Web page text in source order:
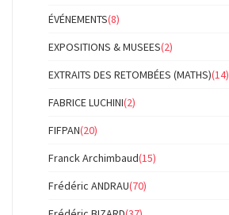
ÉVÉNEMENTS(8)
EXPOSITIONS & MUSEES(2)
EXTRAITS DES RETOMBÉES (MATHS)(14)
FABRICE LUCHINI(2)
FIFPAN(20)
Franck Archimbaud(15)
Frédéric ANDRAU(70)